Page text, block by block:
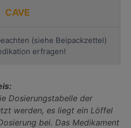
CAVE
(siehe Beipackzettel)
erfragen!
Dosierungstabelle der
werden, es liegt ein Löffel
bei. Das Medikament